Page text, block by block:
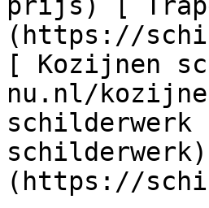
(https://
[ Kozijnen
nu.nl/
(https://